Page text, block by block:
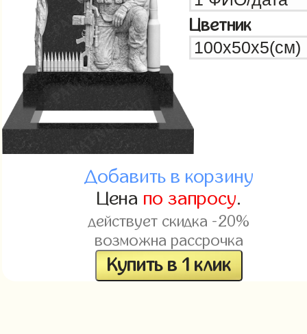
Цветник
Добавить в корзину
Цена по запросу.
действует скидка -20%
возможна рассрочка
Купить в 1 клик